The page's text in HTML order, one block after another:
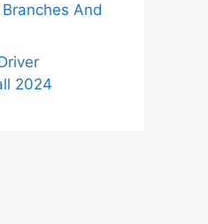
And
2024